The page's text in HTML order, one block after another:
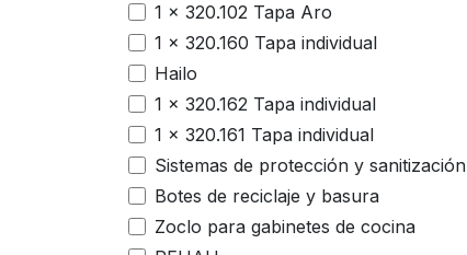
1 x 320.102 Tapa Aro
1 x 320.160 Tapa individual
Hailo
1 x 320.162 Tapa individual
1 x 320.161 Tapa individual
Sistemas de protección y sanitización
Botes de reciclaje y basura
Zoclo para gabinetes de cocina